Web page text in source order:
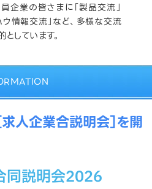
企業の皆さまに「製品交流」
ウ情報交流」など、多様な交流
しています。
人企業合説明会］を開
同説明会2026